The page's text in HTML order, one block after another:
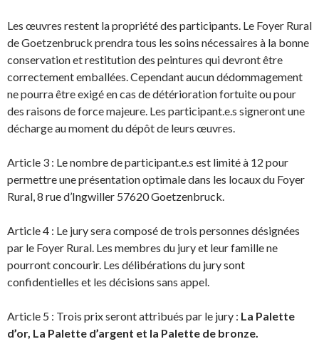
Les œuvres restent la propriété des participants. Le Foyer Rural
de Goetzenbruck prendra tous les soins nécessaires à la bonne
conservation et restitution des peintures qui devront être
correctement emballées. Cependant aucun dédommagement
ne pourra être exigé en cas de détérioration fortuite ou pour
des raisons de force majeure. Les participant.e.s signeront une
décharge au moment du dépôt de leurs œuvres.
Article 3 : Le nombre de participant.e.s est limité à 12 pour
permettre une présentation optimale dans les locaux du Foyer
Rural, 8 rue d’Ingwiller 57620 Goetzenbruck.
Article 4 : Le jury sera composé de trois personnes désignées
par le Foyer Rural. Les membres du jury et leur famille ne
pourront concourir. Les délibérations du jury sont
confidentielles et les décisions sans appel.
Article 5 : Trois prix seront attribués par le jury : La Palette
d’or, La Palette d’argent et la Palette de bronze.